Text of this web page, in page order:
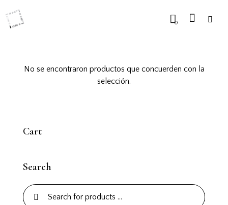
0
No se encontraron productos que concuerden con la
selección.
Cart
Search